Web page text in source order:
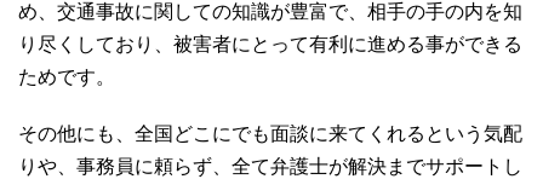
め、交通事故に関しての知識が豊富で、相手の手の内を知
り尽くしており、被害者にとって有利に進める事ができる
ためです。
その他にも、全国どこにでも面談に来てくれるという気配
りや、事務員に頼らず、全て弁護士が解決までサポートし